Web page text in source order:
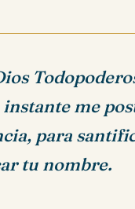
instante me
para
tu nombre.